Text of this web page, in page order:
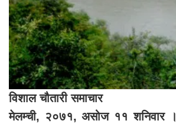
विशाल चौतारी समाचार
मेलम्ची, २०७१, असोज ११ शनिवार ।